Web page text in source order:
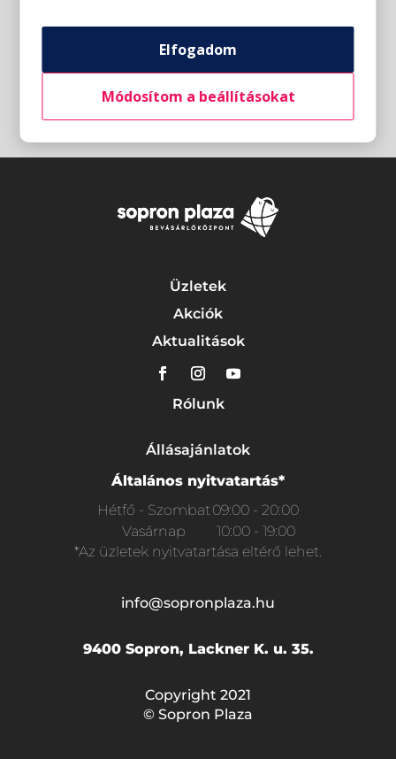
Üzletek
Akciók
Aktualitások
Rólunk
Állásajánlatok
Általános nyitvatartás*
Hétfő - Szombat09:00 - 20:00
Vasárnap
10:00 - 19:00
*Az üzletek nyitvatartása eltérő lehet.
info@sopronplaza.hu
9400 Sopron, Lackner K. u. 35.
Copyright 2021
© Sopron Plaza
Elfogadom
Módosítom a beállításokat